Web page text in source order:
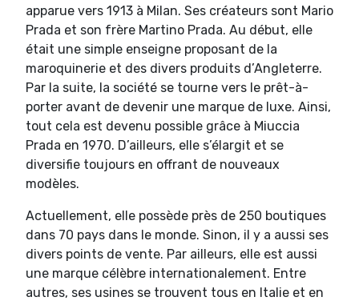
apparue vers 1913 à Milan. Ses créateurs sont Mario
Prada et son frère Martino Prada. Au début, elle
était une simple enseigne proposant de la
maroquinerie et des divers produits d’Angleterre.
Par la suite, la société se tourne vers le prêt-à-
porter avant de devenir une marque de luxe. Ainsi,
tout cela est devenu possible grâce à Miuccia
Prada en 1970. D’ailleurs, elle s’élargit et se
diversifie toujours en offrant de nouveaux
modèles.
Actuellement, elle possède près de 250 boutiques
dans 70 pays dans le monde. Sinon, il y a aussi ses
divers points de vente. Par ailleurs, elle est aussi
une marque célèbre internationalement. Entre
autres, ses usines se trouvent tous en Italie et en